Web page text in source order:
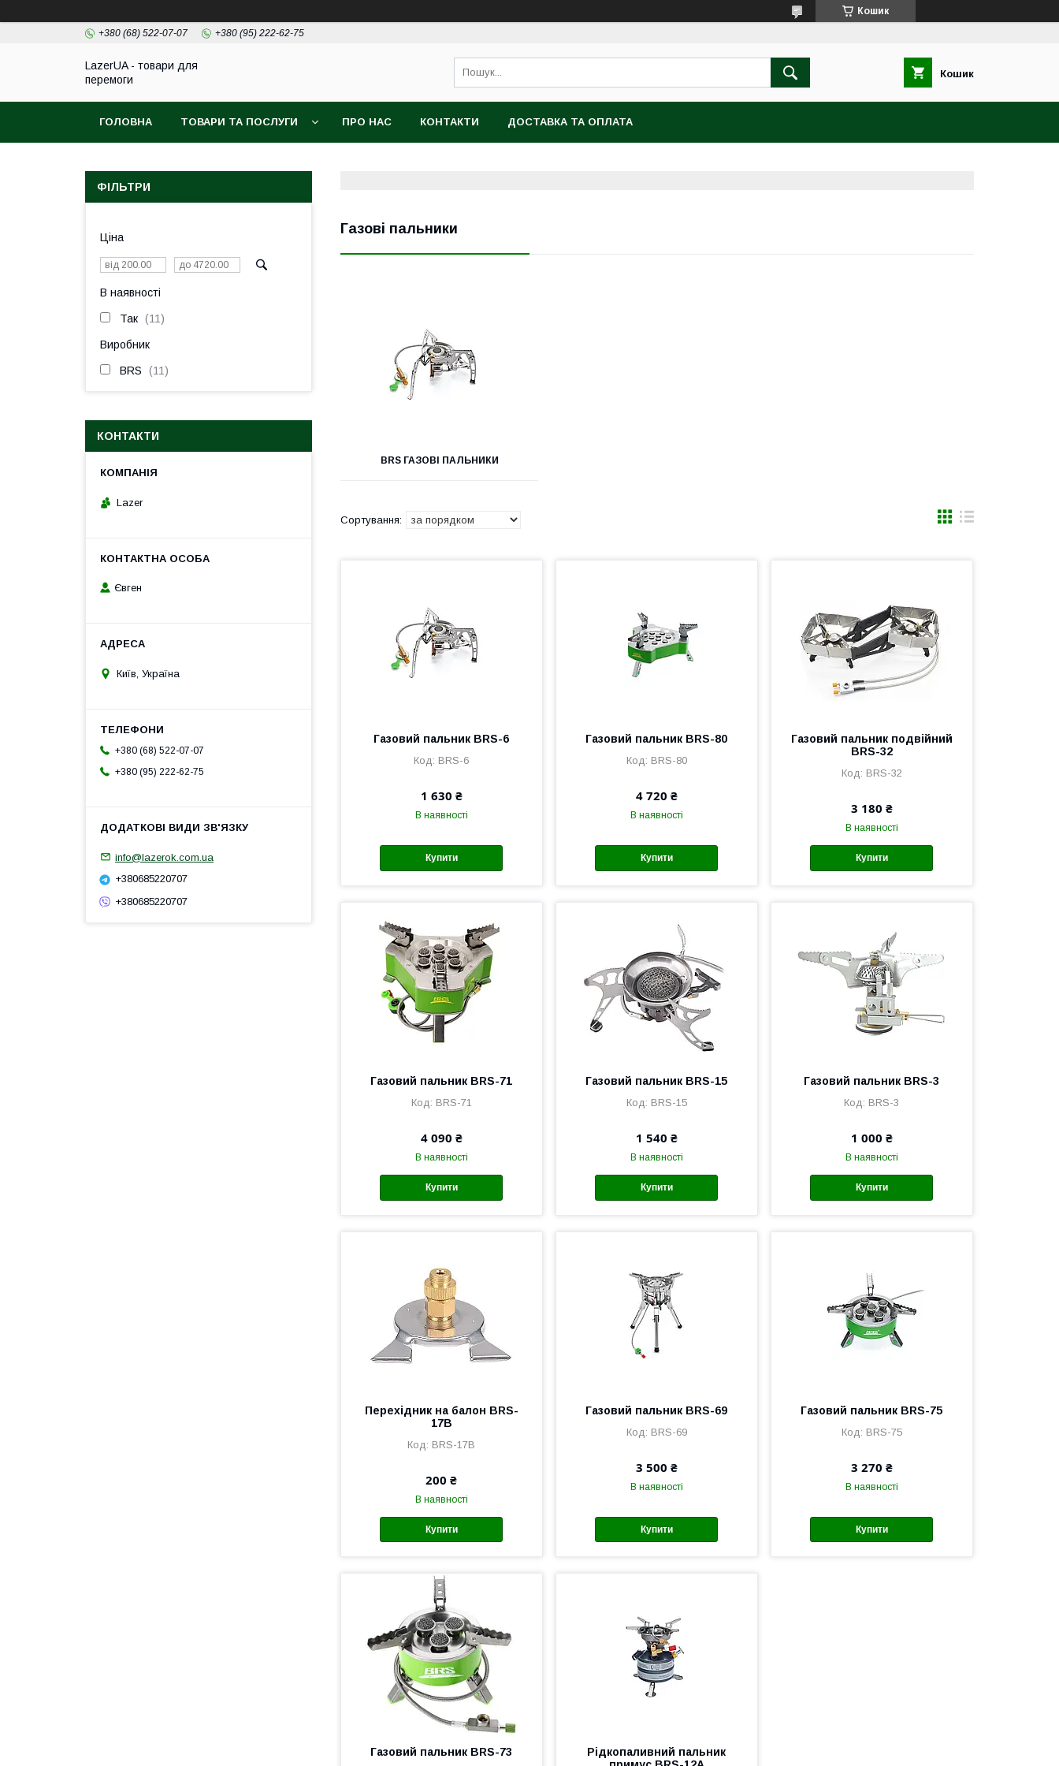
Кошик
+380 (68) 522-07-07 +380 (95) 222-62-75
LazerUA - товари для
перемоги
Кошик
ГОЛОВНА ТОВАРИ ТА ПОСЛУГИ ПРО НАС КОНТАКТИ ДОСТАВКА ТА ОПЛАТА
Газові пальники
BRS ГАЗОВІ ПАЛЬНИКИ
Газовий пальник BRS-6
BRS-6
1 630 ₴
В наявності
Купити
Газовий пальник BRS-80
BRS-80
4 720 ₴
В наявності
Купити
Газовий пальник подвійний
BRS-32
BRS-32
3 180 ₴
В наявності
Купити
Газовий пальник BRS-71
BRS-71
4 090 ₴
В наявності
Купити
Газовий пальник BRS-15
BRS-15
1 540 ₴
В наявності
Купити
Газовий пальник BRS-3
BRS-3
1 000 ₴
В наявності
Купити
Перехідник на балон BRS-
17B
BRS-17B
200 ₴
В наявності
Купити
Газовий пальник BRS-69
BRS-69
3 500 ₴
В наявності
Купити
Газовий пальник BRS-75
BRS-75
3 270 ₴
В наявності
Купити
Газовий пальник BRS-73
Рідкопаливний пальник
ФІЛЬТРИ
Ціна
В наявності
Так 11
Виробник
BRS 11
КОНТАКТИ
Lazer
Євген
Київ, Україна
+380 (68) 522-07-07
+380 (95) 222-62-75
info@lazerok.com.ua
+380685220707
+380685220707